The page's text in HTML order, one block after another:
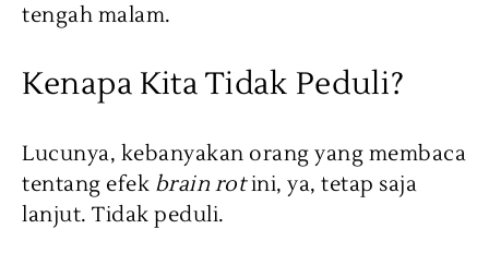
tengah malam.
Kenapa Kita Tidak Peduli?
Lucunya, kebanyakan orang yang membaca
tentang efek brain rotini, ya, tetap saja
lanjut. Tidak peduli.